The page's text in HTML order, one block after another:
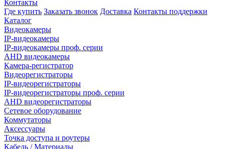
Контакты
Где купить Заказать звонок Доставка Контакты поддержки
Каталог
Видеокамеры
IP-видеокамеры
IP-видеокамеры проф. серии
AHD видеокамеры
Камера-регистратор
Видеорегистраторы
IP-видеорегистраторы
IP-видеорегистраторы проф. серии
AHD видеорегистраторы
Сетевое оборудование
Коммутаторы
Аксессуары
Точка доступа и роутеры
Кабель / Материалы